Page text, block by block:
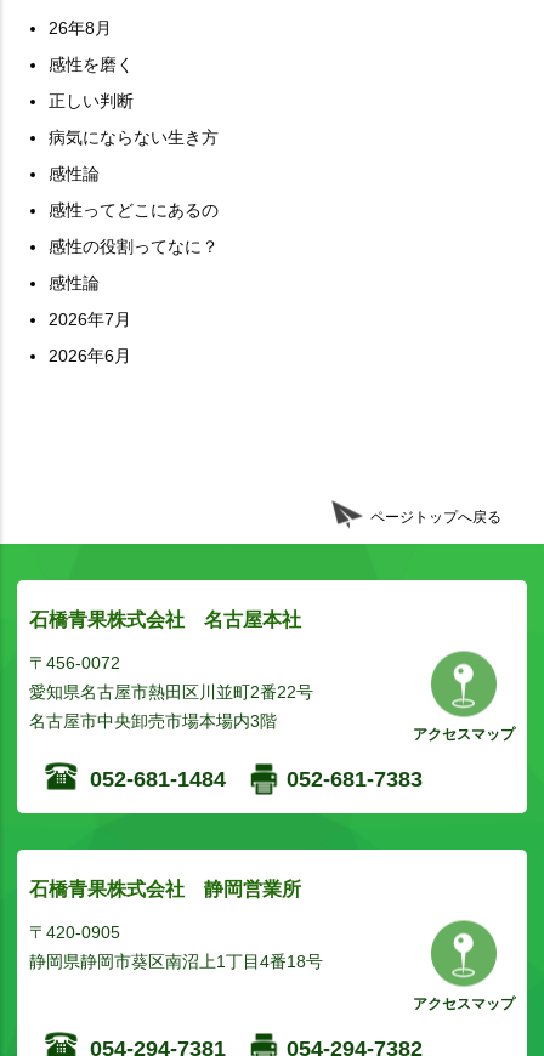
26年8月
感性を磨く
正しい判断
病気にならない生き方
感性論
感性ってどこにあるの
感性の役割ってなに？
感性論
2026年7月
2026年6月
ページトップへ戻る
石橋青果株式会社 名古屋本社
〒456-0072
愛知県名古屋市熱田区川並町2番22号
名古屋市中央卸売市場本場内3階
アクセスマップ
052-681-1484 052-681-7383
石橋青果株式会社 静岡営業所
〒420-0905
静岡県静岡市葵区南沼上1丁目4番18号
アクセスマップ
054-294-7381 054-294-7382